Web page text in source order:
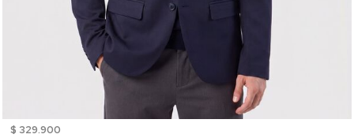
$ 329.900